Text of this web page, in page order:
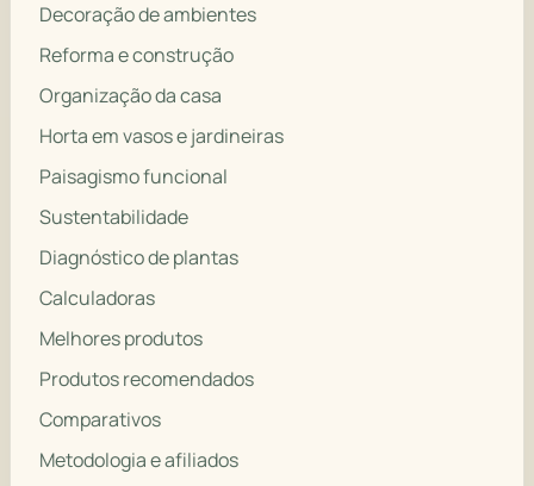
Decoração de ambientes
Reforma e construção
Organização da casa
Horta em vasos e jardineiras
Paisagismo funcional
Sustentabilidade
Diagnóstico de plantas
Calculadoras
Melhores produtos
Produtos recomendados
Comparativos
Metodologia e afiliados